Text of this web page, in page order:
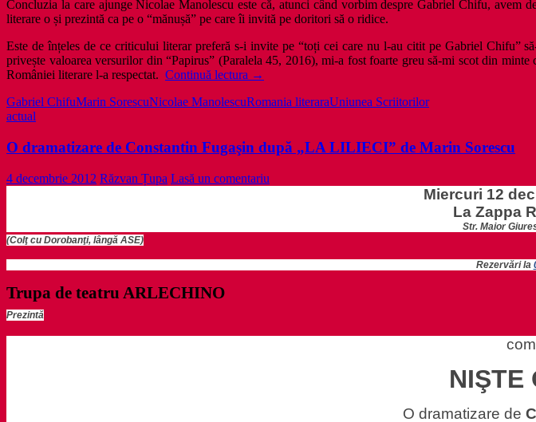
Concluzia la care ajunge Nicolae Manolescu este că, atunci când vorbim despre Gabriel Chifu, avem
literare o și prezintă ca pe o “mănușă” pe care îi invită pe doritori să o ridice.
Este de înțeles de ce criticului literar preferă s-i invite pe “toți cei care nu l-au citit pe Gabriel Chifu”
privește valoarea versurilor din “Papirus” (Paralela 45, 2016), mi-a fost foarte greu să-mi scot din
României literare l-a respectat. Continuă lectura Cu
se
Manolescu
→
Gabriel ChifuMarin SorescuNicolae ManolescuRomania literaraUniunea Scriitorilor
actual
O dramatizare de Constantin Fugaşin după „LA LILIECI” de Marin Sorescu
4 decembrie 2012 Răzvan Țupa Lasă un comentariu
Miercuri 12
La Zappa
Str. Maior
(Colţ cu Dorobanţi, lângă ASE)
Rezervări la
Trupa de teatru ARLECHINO
Prezintă
NIŞTE
O dramatizare de